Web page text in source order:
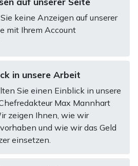
keine Anzeigen auf unserer
mit Ihrem Account
in unsere Arbeit
Sie einen Einblick in unsere
Max Mannhart
zeigen Ihnen, wie wir
und wie wir das Geld
einsetzen.